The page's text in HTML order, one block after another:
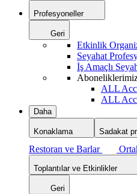
Profesyoneller
Geri
Etkinlik
Seyahat
İş Amaçlı
ALL
ALL
Daha
Konaklama Sadakat
Restoran ve Barlar
Toplantılar ve Etkinlikler
Geri